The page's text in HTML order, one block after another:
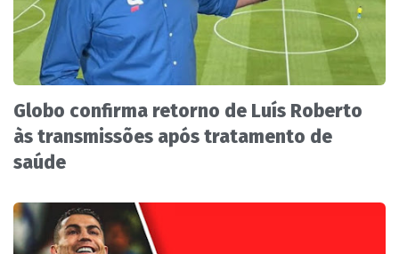
Globo confirma retorno de Luís Roberto
às transmissões após tratamento de
saúde